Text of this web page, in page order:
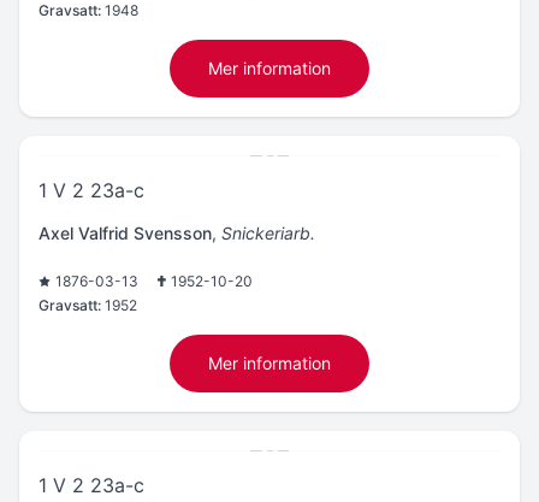
Gravsatt: 1948
Mer information
1 V 2 23a-c
Axel Valfrid Svensson, Snickeriarb.
1876-03-13
1952-10-20
Gravsatt: 1952
Mer information
1 V 2 23a-c